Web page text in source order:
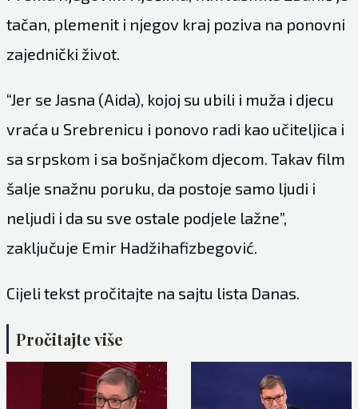
tačan, plemenit i njegov kraj poziva na ponovni
zajednički život.
“Jer se Jasna (Aida), kojoj su ubili i muža i djecu
vraća u Srebrenicu i ponovo radi kao učiteljica i
sa srpskom i sa bošnjačkom djecom. Takav film
šalje snažnu poruku, da postoje samo ljudi i
neljudi i da su sve ostale podjele lažne”,
zaključuje Emir Hadžihafizbegović.
Cijeli tekst pročitajte na sajtu lista Danas.
Pročitajte više